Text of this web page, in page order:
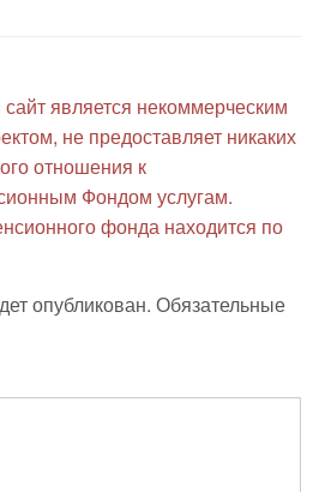
является некоммерческим
не предоставляет никаких
отношения к
Фондом услугам.
фонда находится по
опубликован. Обязательные